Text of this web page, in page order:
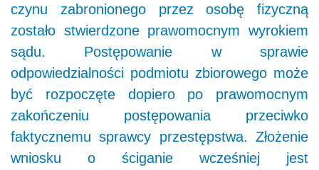
czynu zabronionego przez osobę fizyczną
zostało stwierdzone prawomocnym wyrokiem
sądu. Postępowanie w sprawie
odpowiedzialności podmiotu zbiorowego może
być rozpoczęte dopiero po prawomocnym
zakończeniu postępowania przeciwko
faktycznemu sprawcy przestępstwa. Złożenie
wniosku o ściganie wcześniej jest